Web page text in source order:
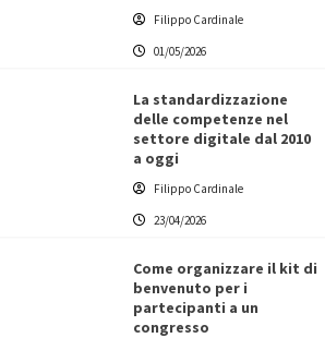
Filippo Cardinale
01/05/2026
La standardizzazione
delle competenze nel
settore digitale dal 2010
a oggi
Filippo Cardinale
23/04/2026
Come organizzare il kit di
benvenuto per i
partecipanti a un
congresso